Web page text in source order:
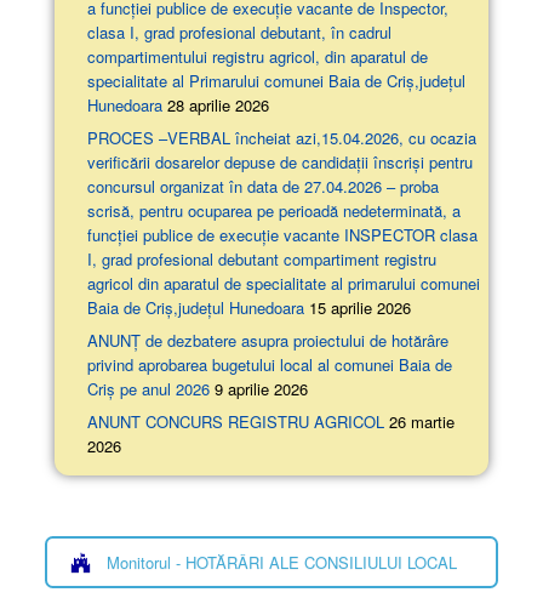
a funcției publice de execuție vacante de Inspector,
clasa I, grad profesional debutant, în cadrul
compartimentului registru agricol, din aparatul de
specialitate al Primarului comunei Baia de Criș,județul
Hunedoara 28 aprilie 2026
PROCES –VERBAL încheiat azi,15.04.2026, cu ocazia
verificării dosarelor depuse de candidații înscriși pentru
concursul organizat în data de 27.04.2026 – proba
scrisă, pentru ocuparea pe perioadă nedeterminată, a
funcției publice de execuție vacante INSPECTOR clasa
I, grad profesional debutant compartiment registru
agricol din aparatul de specialitate al primarului comunei
Baia de Criș,județul Hunedoara 15 aprilie 2026
ANUNȚ de dezbatere asupra proiectului de hotărâre
privind aprobarea bugetului local al comunei Baia de
Criș pe anul 2026 9 aprilie 2026
ANUNT CONCURS REGISTRU AGRICOL 26 martie
2026
Monitorul - HOTĂRÂRI ALE CONSILIULUI LOCAL